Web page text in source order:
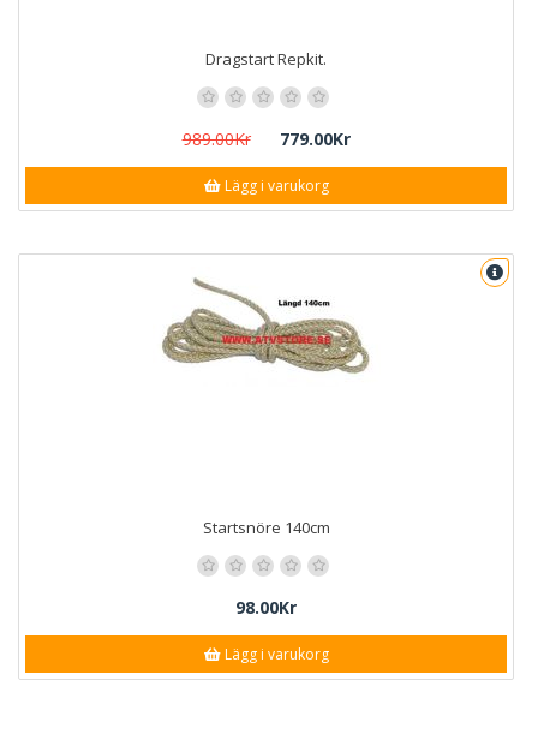
Dragstart Repkit.
989.00Kr 779.00Kr
Lägg i varukorg
Startsnöre 140cm
98.00Kr
Lägg i varukorg